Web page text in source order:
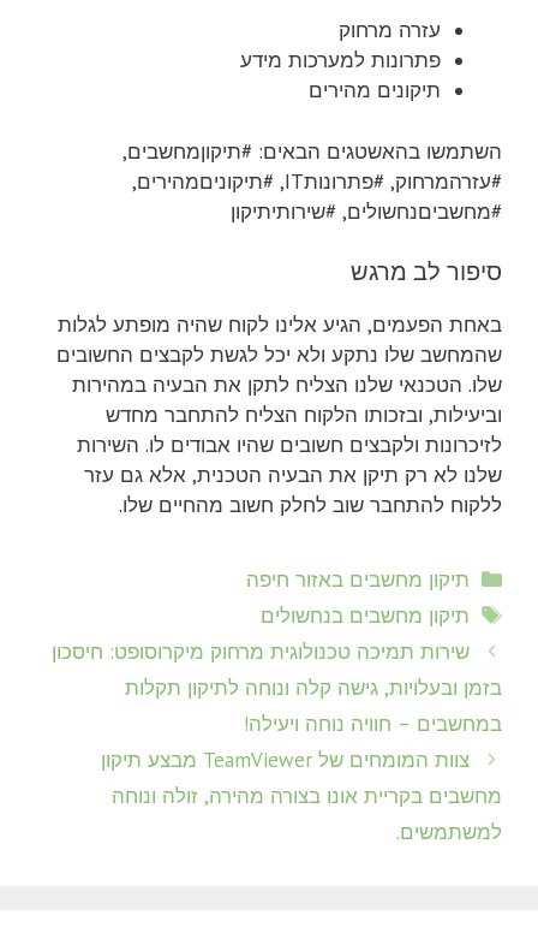
עזרה מרחוק
פתרונות למערכות מידע
תיקונים מהירים
השתמשו בהאשטגים הבאים: #תיקוןמחשבים,
#עזרהמרחוק, #פתרונותIT, #תיקוניםמהירים,
#מחשביםנחשולים, #שירותיתיקון
סיפור לב מרגש
באחת הפעמים, הגיע אלינו לקוח שהיה מופתע לגלות
שהמחשב שלו נתקע ולא יכל לגשת לקבצים החשובים
שלו. הטכנאי שלנו הצליח לתקן את הבעיה במהירות
וביעילות, ובזכותו הלקוח הצליח להתחבר מחדש
לזיכרונות ולקבצים חשובים שהיו אבודים לו. השירות
שלנו לא רק תיקן את הבעיה הטכנית, אלא גם עזר
ללקוח להתחבר שוב לחלק חשוב מהחיים שלו.
קטגוריות
תיקון מחשבים באזור חיפה
תגיות
תיקון מחשבים בנחשולים
שירות תמיכה טכנולוגית מרחוק מיקרוסופט: חיסכון
בזמן ובעלויות, גישה קלה ונוחה לתיקון תקלות
במחשבים – חוויה נוחה ויעילה!
צוות המומחים של TeamViewer מבצע תיקון
מחשבים בקריית אונו בצורה מהירה, זולה ונוחה
למשתמשים.